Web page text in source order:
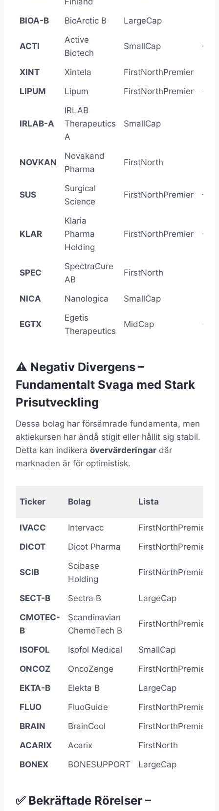
BIOA-B BioArctic B LargeCap
ACTI
Active
Biotech
SmallCap
XINT Xintela FirstNorthPremier
LIPUM
Lipum FirstNorthPremier
IRLAB-A
IRLAB
Therapeutics
A
SmallCap
NOVKAN
Novakand
Pharma
FirstNorth
SUS
Surgical
Science
FirstNorthPremier
KLAR
Klaria
Pharma
Holding
FirstNorthPremier
SPEC
SpectraCure
AB
FirstNorth
NICA Nanologica SmallCap
EGTX
Egetis
Therapeutics
MidCap
⚠️ Negativ Divergens –
Fundamentalt Svaga med Stark
Prisutveckling
Dessa bolag har försämrade fundamenta, men
aktiekursen har ändå stigit eller hållit sig stabil.
Detta kan indikera övervärderingar där
marknaden är för optimistisk.
Ticker Bolag Lista
IVACC Intervacc FirstNorthPremier
DICOT
Dicot Pharma FirstNorthPremier
SCIB
Scibase
Holding
FirstNorthPremier
SECT-B Sectra B LargeCap
CMOTEC-
B
Scandinavian
ChemoTech B
FirstNorthPremier
ISOFOL Isofol Medical SmallCap
ONCOZ
OncoZenge FirstNorthPremier
EKTA-B
Elekta B LargeCap
FLUO
FluoGuide FirstNorthPremier
BRAIN
BrainCool FirstNorthPremier
ACARIX
Acarix FirstNorth
BONEX
BONESUPPORT LargeCap
✅ Bekräftade Rörelser –